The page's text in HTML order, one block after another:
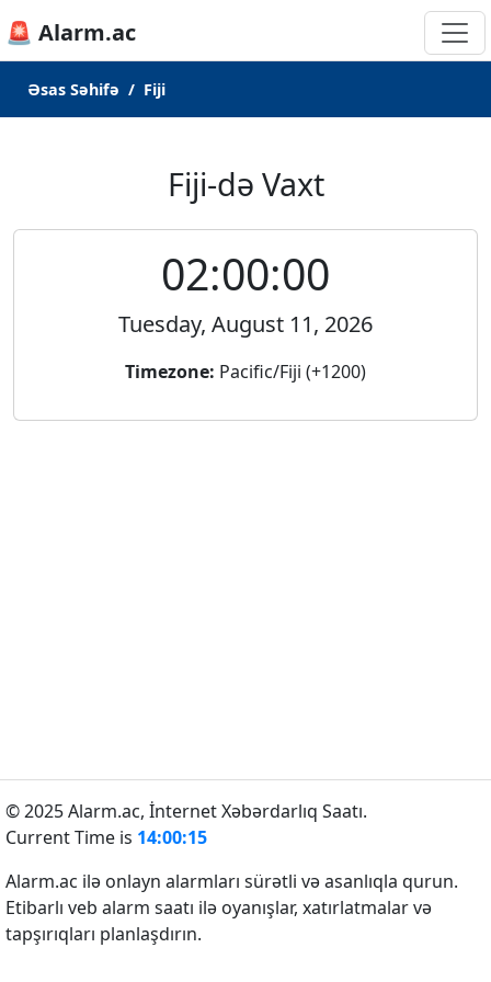
🚨 Alarm.ac
Əsas Səhifə Fiji
Fiji-də Vaxt
02:00:00
Tuesday, August 11, 2026
Timezone: Pacific/Fiji (+1200)
© 2025 Alarm.ac, İnternet Xəbərdarlıq Saatı.
Current Time is 14:00:15
Alarm.ac ilə onlayn alarmları sürətli və asanlıqla qurun.
Etibarlı veb alarm saatı ilə oyanışlar, xatırlatmalar və
tapşırıqları planlaşdırın.